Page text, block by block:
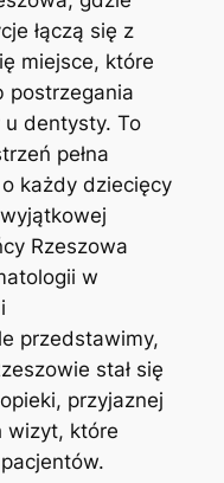
łączą się z
miejsce, które
postrzegania
u dentysty. To
pełna
każdy dziecięcy
Rzeszowa
w
przedstawimy,
stał się
przyjaznej
wizyt, które